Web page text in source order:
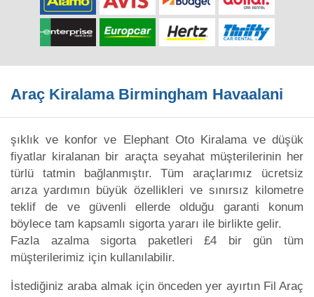
Araç Kiralama Birmingham Havaalani
şıklık ve konfor ve Elephant Oto Kiralama ve düşük
fiyatlar kiralanan bir araçta seyahat müşterilerinin her
türlü tatmin bağlanmıştır. Tüm araçlarımız ücretsiz
arıza yardımın büyük özellikleri ve sınırsız kilometre
teklif de ve güvenli ellerde olduğu garanti konum
böylece tam kapsamlı sigorta yararı ile birlikte gelir.
Fazla azalma sigorta paketleri £4 bir gün tüm
müşterilerimiz için kullanılabilir.
İstediğiniz araba almak için önceden yer ayırtın Fil Araç